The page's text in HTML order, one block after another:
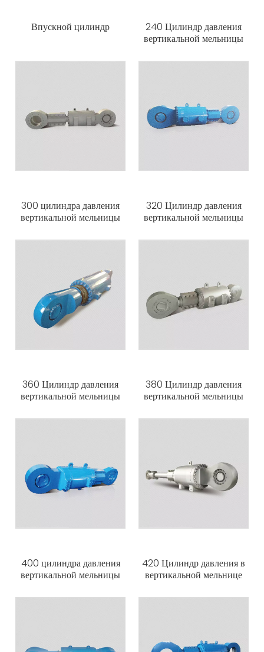
Впускной цилиндр
240 Цилиндр давления
вертикальной мельницы
300 цилиндра давления
вертикальной мельницы
320 Цилиндр давления
вертикальной мельницы
360 Цилиндр давления
вертикальной мельницы
380 Цилиндр давления
вертикальной мельницы
400 цилиндра давления
вертикальной мельницы
420 Цилиндр давления в
вертикальной мельнице